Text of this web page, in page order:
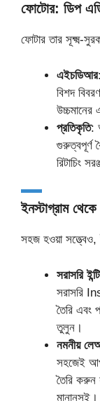
ফোটোর: ডিপ
ফোটার তার সূক্ষ্ম-
এইচডিআর
বিশদ
উচ্চমানের
প্রতিকৃতি:
গুরুত্বপূর্ণ
রিটাচিং
ইনস্টাগ্রাম
সহজ হওয়া সত্ত্বেও,
সরাসরি
সরাসরি
তৈরি এবং
তুলুন।
নমনীয়
সহজেই
তৈরি করুন
মানানসই।